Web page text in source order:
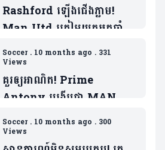
Rashford ឡើងជើងភ្លាម!
Man Utd ត្រៀមយកអ្នកចាំទី
ដ៏ឆ្នើមម្នាក់របស់ Barca ជា
ថ្នូរទិញលក់ផ្ដាច់កុងត្រា
Soccer. 10 months ago . 331
Views
គួរឲ្យអាណិត! Prime
Antony បង្ហើបថា MAN
UTD ធ្វើរឿងមួយដាក់ ដែលជា
ទង្វើមិនផ្តល់តម្លៃឲ្យខ្លួន
Soccer. 10 months ago . 300
Views